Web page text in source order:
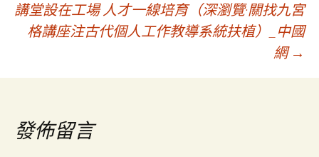
章
導
覽
講堂設在工場 人才一線培育（深瀏覽·關找九宮
格講座注古代個人工作教導系統扶植）_中國
網 →
發佈留言